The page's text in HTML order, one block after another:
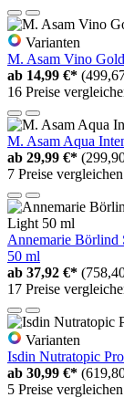
Varianten
M. Asam Vino
ab 14,99 €*
16 Preise
M. Asam Aqua
ab 29,99 €*
7 Preise vergleichen
Annemarie Börlind
50 ml
ab 37,92 €*
17 Preise
Varianten
Isdin Nutratopic
ab 30,99 €*
5 Preise vergleichen